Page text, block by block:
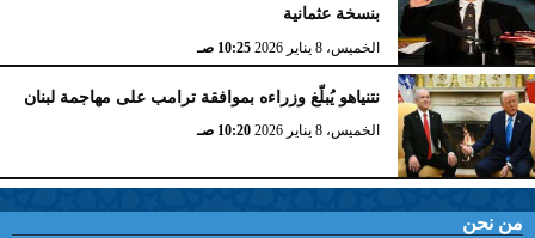
بنسخة عثمانية
الخميس، 8 يناير 2026 10:25 صـ
نتنياهو يُبلّغ وزراءه بموافقة ترامب على مهاجمة لبنان
الخميس، 8 يناير 2026 10:20 صـ
من نحن